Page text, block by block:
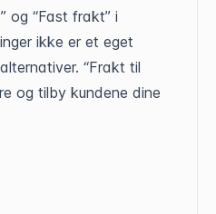
og “Fast frakt” i
ikke er et eget
“Frakt til
og tilby kundene dine